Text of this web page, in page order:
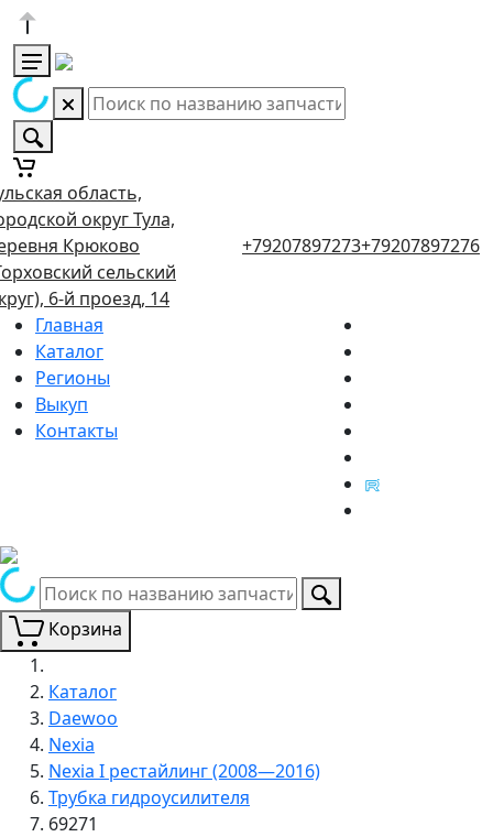
область,
округ Тула,
Крюково
сельский
6-й проезд, 14
+79207897273+79207897276
Главная
Каталог
Регионы
Выкуп
Контакты
Корзина
Каталог
Daewoo
Nexia
Nexia I рестайлинг (2008—2016)
Трубка гидроусилителя
69271